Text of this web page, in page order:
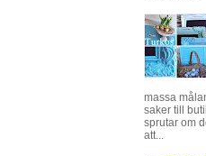
massa
saker till
sprutar om
att...